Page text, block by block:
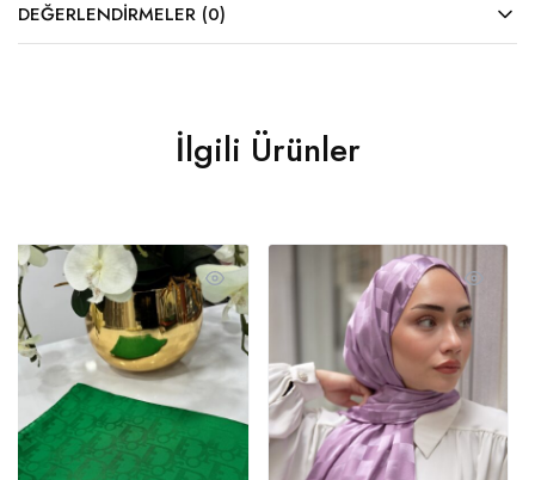
DEĞERLENDIRMELER (0)
İlgili Ürünler